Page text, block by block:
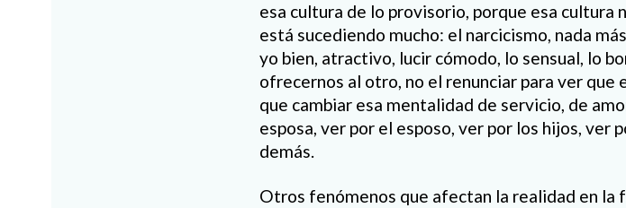
esa cultura de lo provisorio, porque esa
está sucediendo mucho: el narcicismo, nada
yo bien, atractivo, lucir cómodo, lo sensual, lo
ofrecernos al otro, no el renunciar para ver
que cambiar esa mentalidad de servicio, de
esposa, ver por el esposo, ver por los hijos,
demás.
Otros fenómenos que afectan la realidad en la